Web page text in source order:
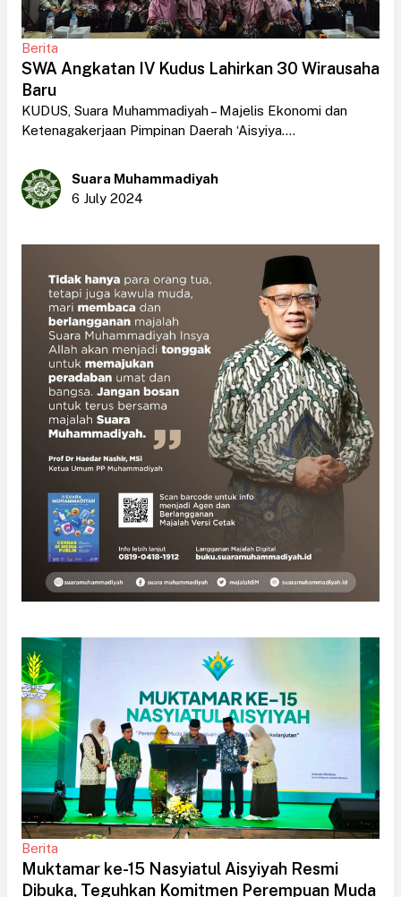
Berita
SWA Angkatan IV Kudus Lahirkan 30 Wirausaha
Baru
KUDUS, Suara Muhammadiyah – Majelis Ekonomi dan
Ketenagakerjaan Pimpinan Daerah ‘Aisyiya....
Suara Muhammadiyah
6 July 2024
Berita
Muktamar ke-15 Nasyiatul Aisyiyah Resmi
Dibuka, Teguhkan Komitmen Perempuan Muda